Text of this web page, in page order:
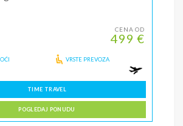
CENA OD
499 €
VRSTE PREVOZA
TIME TRAVEL
POGLEDAJ PONUDU